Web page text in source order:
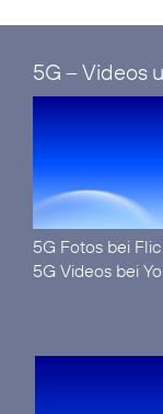
5G – Videos
5G Fotos bei
5G Videos bei